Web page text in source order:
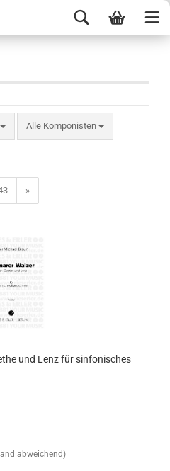
Alle Komponisten
»
und Lenz für sinfonisches
abweichend)